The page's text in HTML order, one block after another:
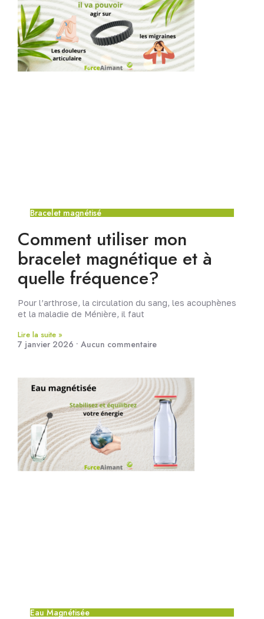
Bracelet magnétisé
Comment utiliser mon
bracelet magnétique et à
quelle fréquence?
Pour l’arthrose, la circulation du sang, les acouphènes
et la maladie de Ménière, il faut
Lire la suite »
7 janvier 2026 Aucun commentaire
Eau Magnétisée